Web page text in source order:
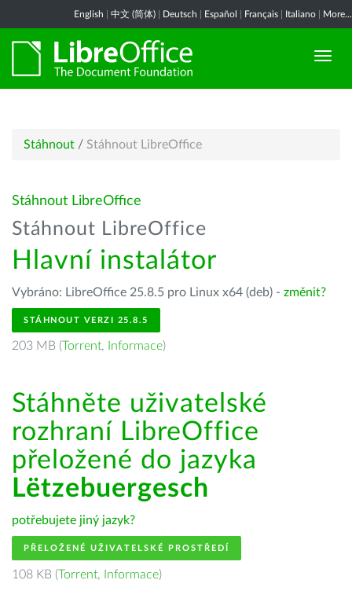
English 中文 (简体) Deutsch Español Français Italiano More...
Stáhnout / Stáhnout LibreOffice
Stáhnout LibreOffice
Stáhnout LibreOffice
Hlavní instalátor
Vybráno: LibreOffice 25.8.5 pro Linux x64 (deb) - změnit?
STÁHNOUT VERZI 25.8.5
203 MB (Torrent, Informace)
Stáhněte uživatelské
rozhraní LibreOffice
přeložené do jazyka
Lëtzebuergesch
potřebujete jiný jazyk?
PŘELOŽENÉ UŽIVATELSKÉ PROSTŘEDÍ
108 KB (Torrent, Informace)